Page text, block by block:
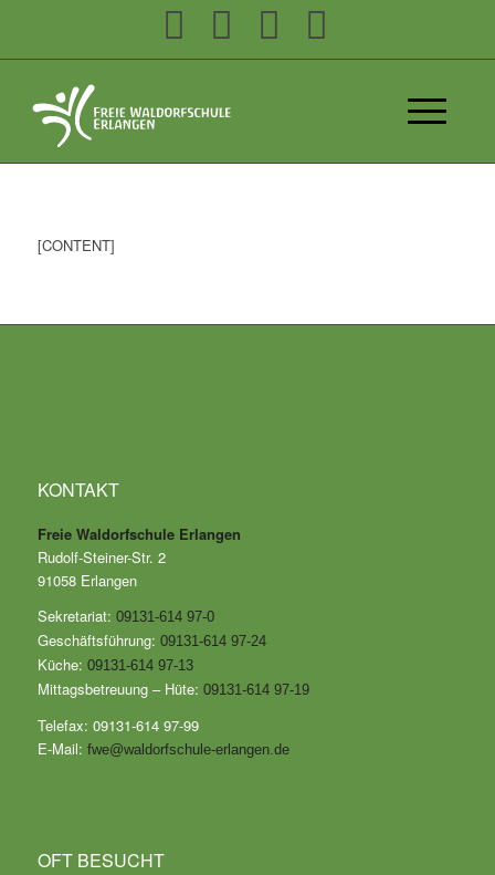
[CONTENT]
KONTAKT
Freie Waldorfschule Erlangen
Rudolf-Steiner-Str. 2
91058 Erlangen
Sekretariat: 09131-614 97-0
Geschäftsführung: 09131-614 97-24
Küche: 09131-614 97-13
Mittagsbetreuung – Hüte: 09131-614 97-19
Telefax: 09131-614 97-99
E-Mail: fwe@waldorfschule-erlangen.de
OFT BESUCHT